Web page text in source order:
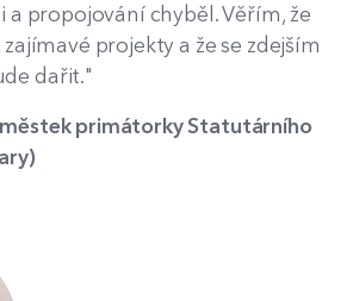
propojování chyběl. Věřím, že
projekty a že se zdejším
dařit."
primátorky Statutárního